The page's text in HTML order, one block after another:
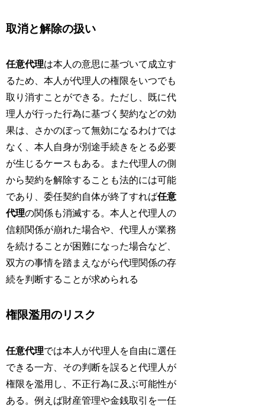
取消と解除の扱い
任意代理は本人の意思に基づいて成立す
るため、本人が代理人の権限をいつでも
取り消すことができる。ただし、既に代
理人が行った行為に基づく契約などの効
果は、さかのぼって無効になるわけでは
なく、本人自身が別途手続きをとる必要
が生じるケースもある。また代理人の側
から契約を解除することも法的には可能
であり、委任契約自体が終了すれば任意
代理の関係も消滅する。本人と代理人の
信頼関係が崩れた場合や、代理人が業務
を続けることが困難になった場合など、
双方の事情を踏まえながら代理関係の存
続を判断することが求められる
権限濫用のリスク
任意代理では本人が代理人を自由に選任
できる一方、その判断を誤ると代理人が
権限を濫用し、不正行為に及ぶ可能性が
ある。例えば財産管理や金銭取引を一任